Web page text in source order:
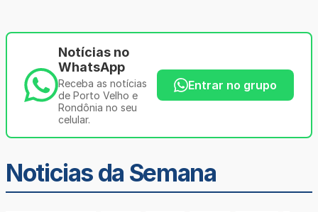
Notícias no
WhatsApp
Receba as notícias
de Porto Velho e
Rondônia no seu
celular.
Entrar no grupo
Noticias da Semana